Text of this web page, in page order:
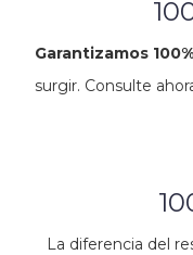
Garantizamos 100%
surgir. Consulte
La diferencia del